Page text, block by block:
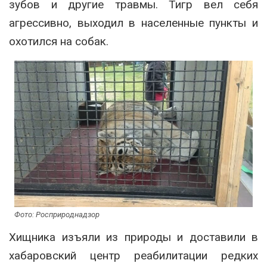
зубов и другие травмы. Тигр вел себя
агрессивно, выходил в населенные пункты и
охотился на собак.
Фото: Росприроднадзор
Хищника изъяли из природы и доставили в
хабаровский центр реабилитации редких